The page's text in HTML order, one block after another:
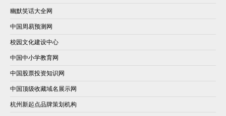
幽默笑话大全网
中国周易预测网
校园文化建设中心
中国中小学教育网
中国股票投资知识网
中国顶级收藏域名展示网
杭州新起点品牌策划机构